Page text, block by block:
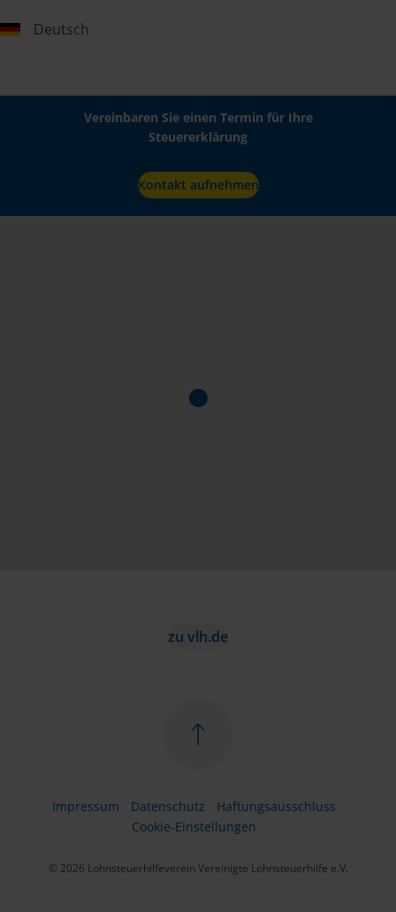
Deutsch
Vereinbaren Sie einen Termin für Ihre
Steuererklärung
Kontakt aufnehmen
zu vlh.de
Impressum Datenschutz
Haftungsausschluss
Cookie-Einstellungen
© 2026 Lohnsteuerhilfeverein Vereinigte Lohnsteuerhilfe e.V.